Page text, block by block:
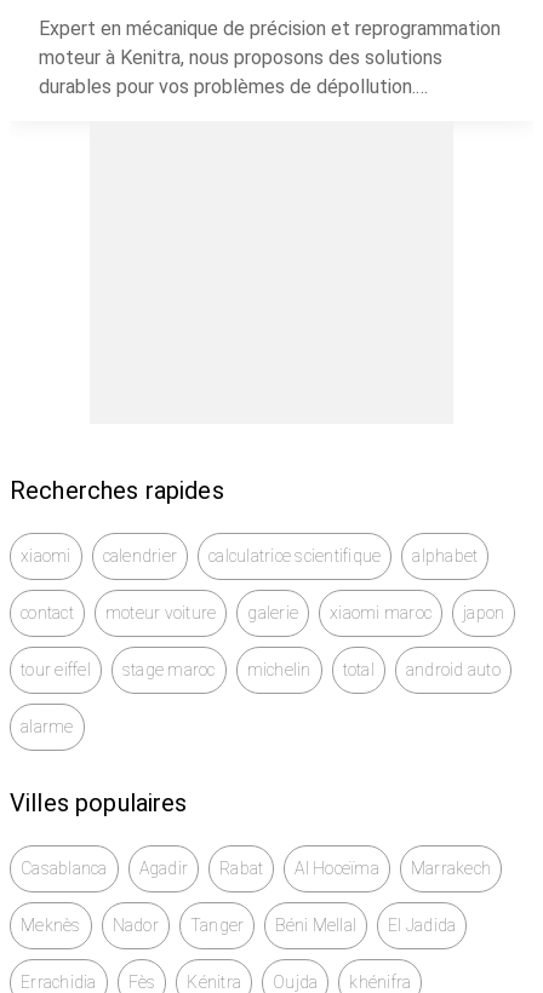
Expert en mécanique de précision et reprogrammation
moteur à Kenitra, nous proposons des solutions
durables pour vos problèmes de dépollution.
Recherches rapides
xiaomi calendrier calculatrice scientifique alphabet
contact moteur voiture galerie xiaomi maroc japon
tour eiffel stage maroc michelin total android auto
alarme
Villes populaires
Casablanca Agadir Rabat Al Hoceïma Marrakech
Meknès Nador Tanger Béni Mellal El Jadida
Errachidia Fès Kénitra Oujda khénifra